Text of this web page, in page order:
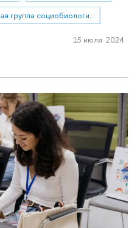
Научно-учебная группа социобиологии и поведенческой экологии человека
15 июля 2024